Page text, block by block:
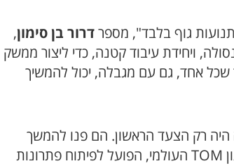
גוף בלבד", מספר דרור בן סימון,
ויחידת עיבוד קטנה, כדי ליצור ממשק
שכל אחד, גם עם מגבלה, יכול להמשיך
היה רק הצעד הראשון. הם פנו להמשך
פיתוח בשיתוף פעולה עם קהילת TOM-BGU, זרוע דרומית של ארגון TOM העולמי, הפועל לפיתוח פתרונות